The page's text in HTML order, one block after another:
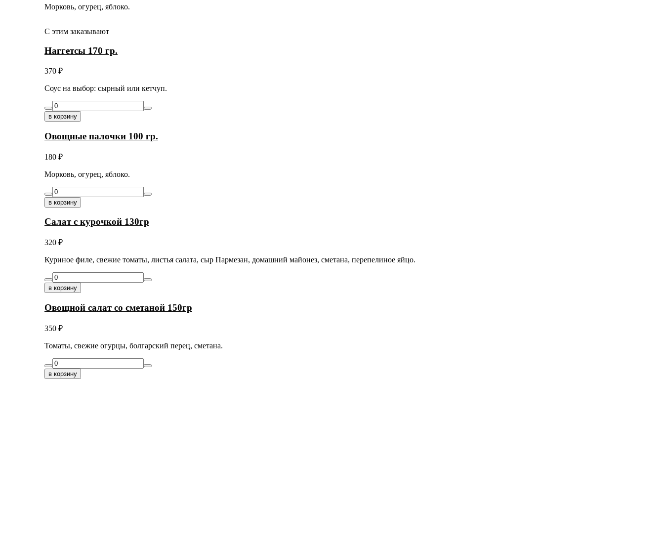
Морковь, огурец, яблоко.
С этим заказывают
Наггетсы 170 гр.
370 ₽
Соус на выбор: сырный или кетчуп.
в корзину
Овощные палочки 100 гр.
180 ₽
Морковь, огурец, яблоко.
в корзину
Салат с курочкой 130гр
320 ₽
Куриное филе, свежие томаты, листья салата, сыр Пармезан, домашний майонез, сметана, перепелиное яйцо.
в корзину
Овощной салат со сметаной 150гр
350 ₽
Томаты, свежие огурцы, болгарский перец, сметана.
в корзину